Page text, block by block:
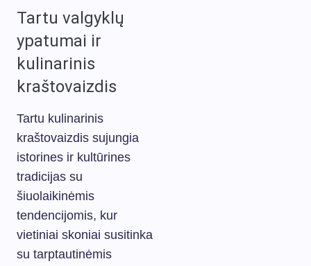
Tartu valgyklų
ypatumai ir
kulinarinis
kraštovaizdis
Tartu kulinarinis
kraštovaizdis sujungia
istorines ir kultūrines
tradicijas su
šiuolaikinėmis
tendencijomis, kur
vietiniai skoniai susitinka
su tarptautinėmis